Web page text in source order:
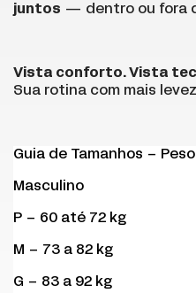
juntos — dentro ou fora
Vista conforto. Vista
Sua rotina com mais
Guia de Tamanhos –
Masculino
P – 60 até 72 kg
M – 73 a 82 kg
G – 83 a 92 kg